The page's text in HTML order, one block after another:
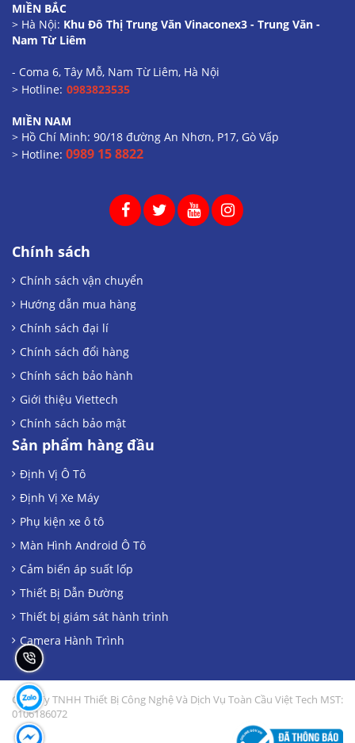
MIỀN BẮC
> Hà Nội: Khu Đô Thị Trung Văn Vinaconex3 - Trung Văn -
Nam Từ Liêm
- Coma 6, Tây Mỗ, Nam Từ Liêm, Hà Nội
> Hotline: 0983823535
MIỀN NAM
> Hồ Chí Minh: 90/18 đường An Nhơn, P17, Gò Vấp
> Hotline: 0989 15 8822
Chính sách
Chính sách vận chuyển
Hướng dẫn mua hàng
Chính sách đại lí
Chính sách đổi hàng
Chính sách bảo hành
Giới thiệu Viettech
Chính sách bảo mật
Sản phẩm hàng đầu
Định Vị Ô Tô
Định Vị Xe Máy
Phụ kiện xe ô tô
Màn Hình Android Ô Tô
Cảm biến áp suất lốp
Thiết Bị Dẫn Đường
Thiết bị giám sát hành trình
Camera Hành Trình
Công Ty TNHH Thiết Bị Công Nghệ Và Dịch Vụ Toàn Cầu Việt Tech MST:
0106186072